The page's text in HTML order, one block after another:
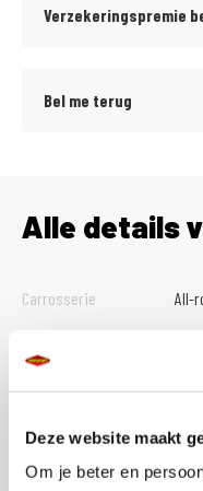
Deze website maakt
Om je beter en
Verzekeringspremie
Bel me terug
Alle details
Carrosserie
All-
Vestiging